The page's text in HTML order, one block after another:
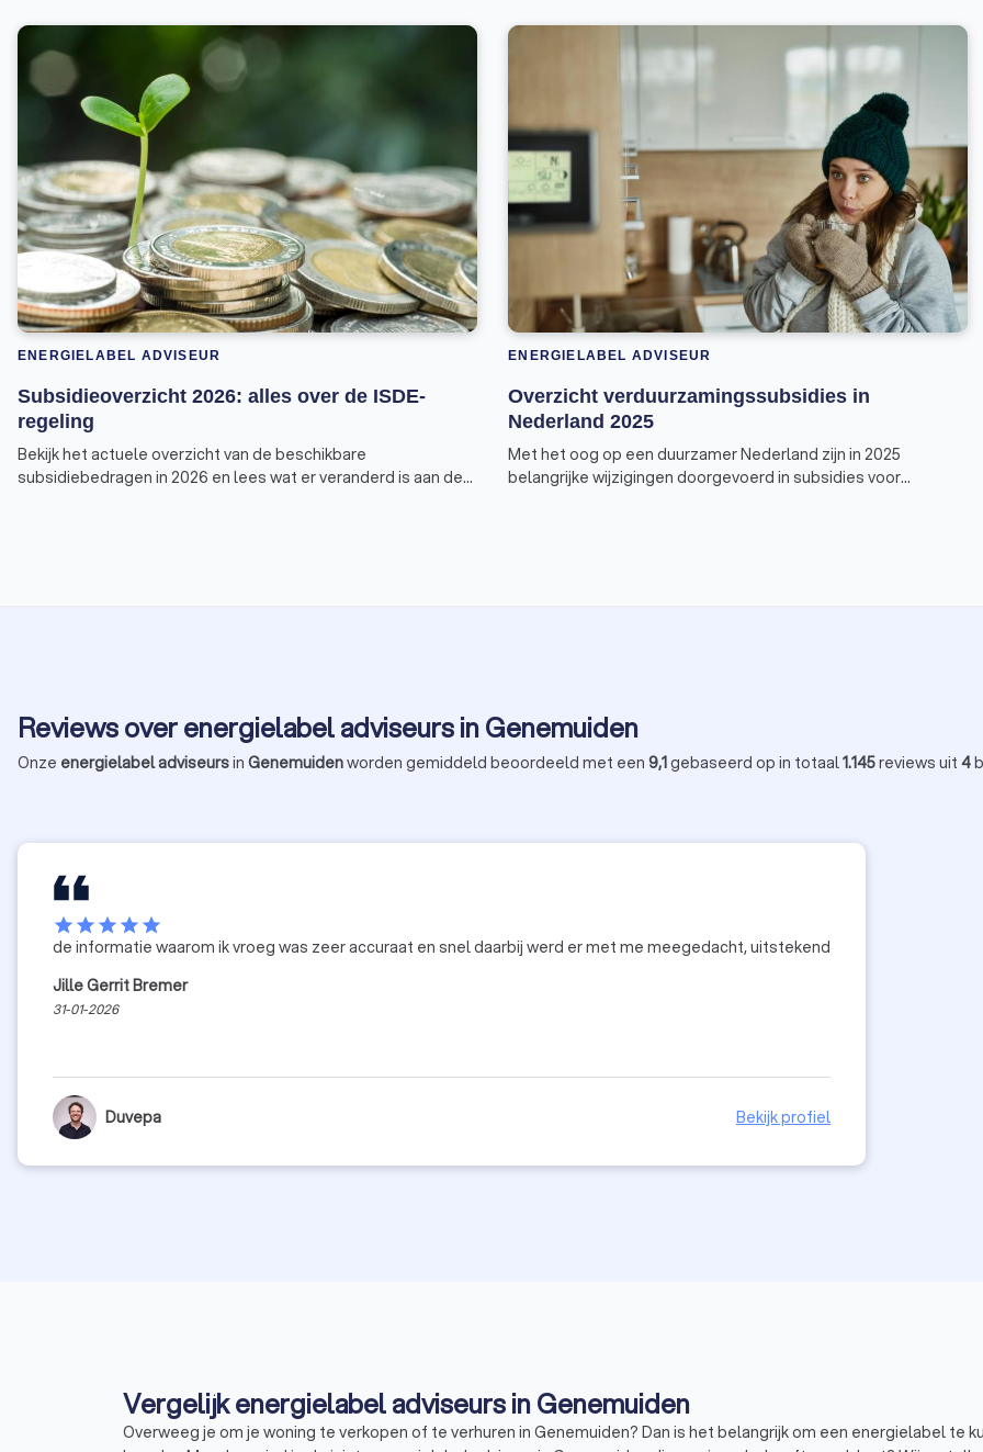
ENERGIELABEL ADVISEUR
Subsidieoverzicht 2026: alles over de ISDE-
regeling
Bekijk het actuele overzicht van de beschikbare
subsidiebedragen in 2026 en lees wat er veranderd is aan de
ENERGIELABEL ADVISEUR
Overzicht verduurzamingssubsidies in
Nederland 2025
Met het oog op een duurzamer Nederland zijn in 2025
belangrijke wijzigingen doorgevoerd in subsidies voor
Reviews over energielabel adviseurs in Genemuiden
Onze energielabel adviseursin Genemuidenworden gemiddeld beoordeeld met een 9,1gebaseerd op in totaal1.145reviews uit 4
star star star star star
de informatie waarom ik vroeg was zeer accuraat en snel daarbij werd er met me meegedacht, uitstekend
Jille Gerrit Bremer
31-01-2026
Duvepa Bekijk profiel
Vergelijk energielabel adviseurs in Genemuiden
Overweeg je om je woning te verkopen of te verhuren in Genemuiden? Dan is het belangrijk om een energielabel te